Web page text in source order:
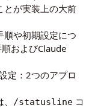
とが実装上の大前
順や初期設定につ
およびClaude
定：2つのアプロ
/statusline コ